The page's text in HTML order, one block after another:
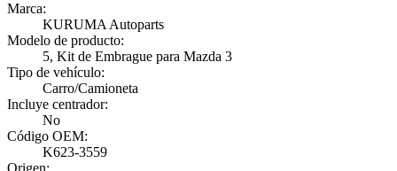
Marca:
KURUMA Autoparts
Modelo de producto:
5, Kit de Embrague para Mazda 3
Tipo de vehículo:
Carro/Camioneta
Incluye centrador:
No
Código OEM:
K623-3559
Origen: